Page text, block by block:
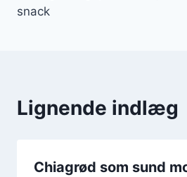
snack
Lignende indlæg
Chiagrød som sund